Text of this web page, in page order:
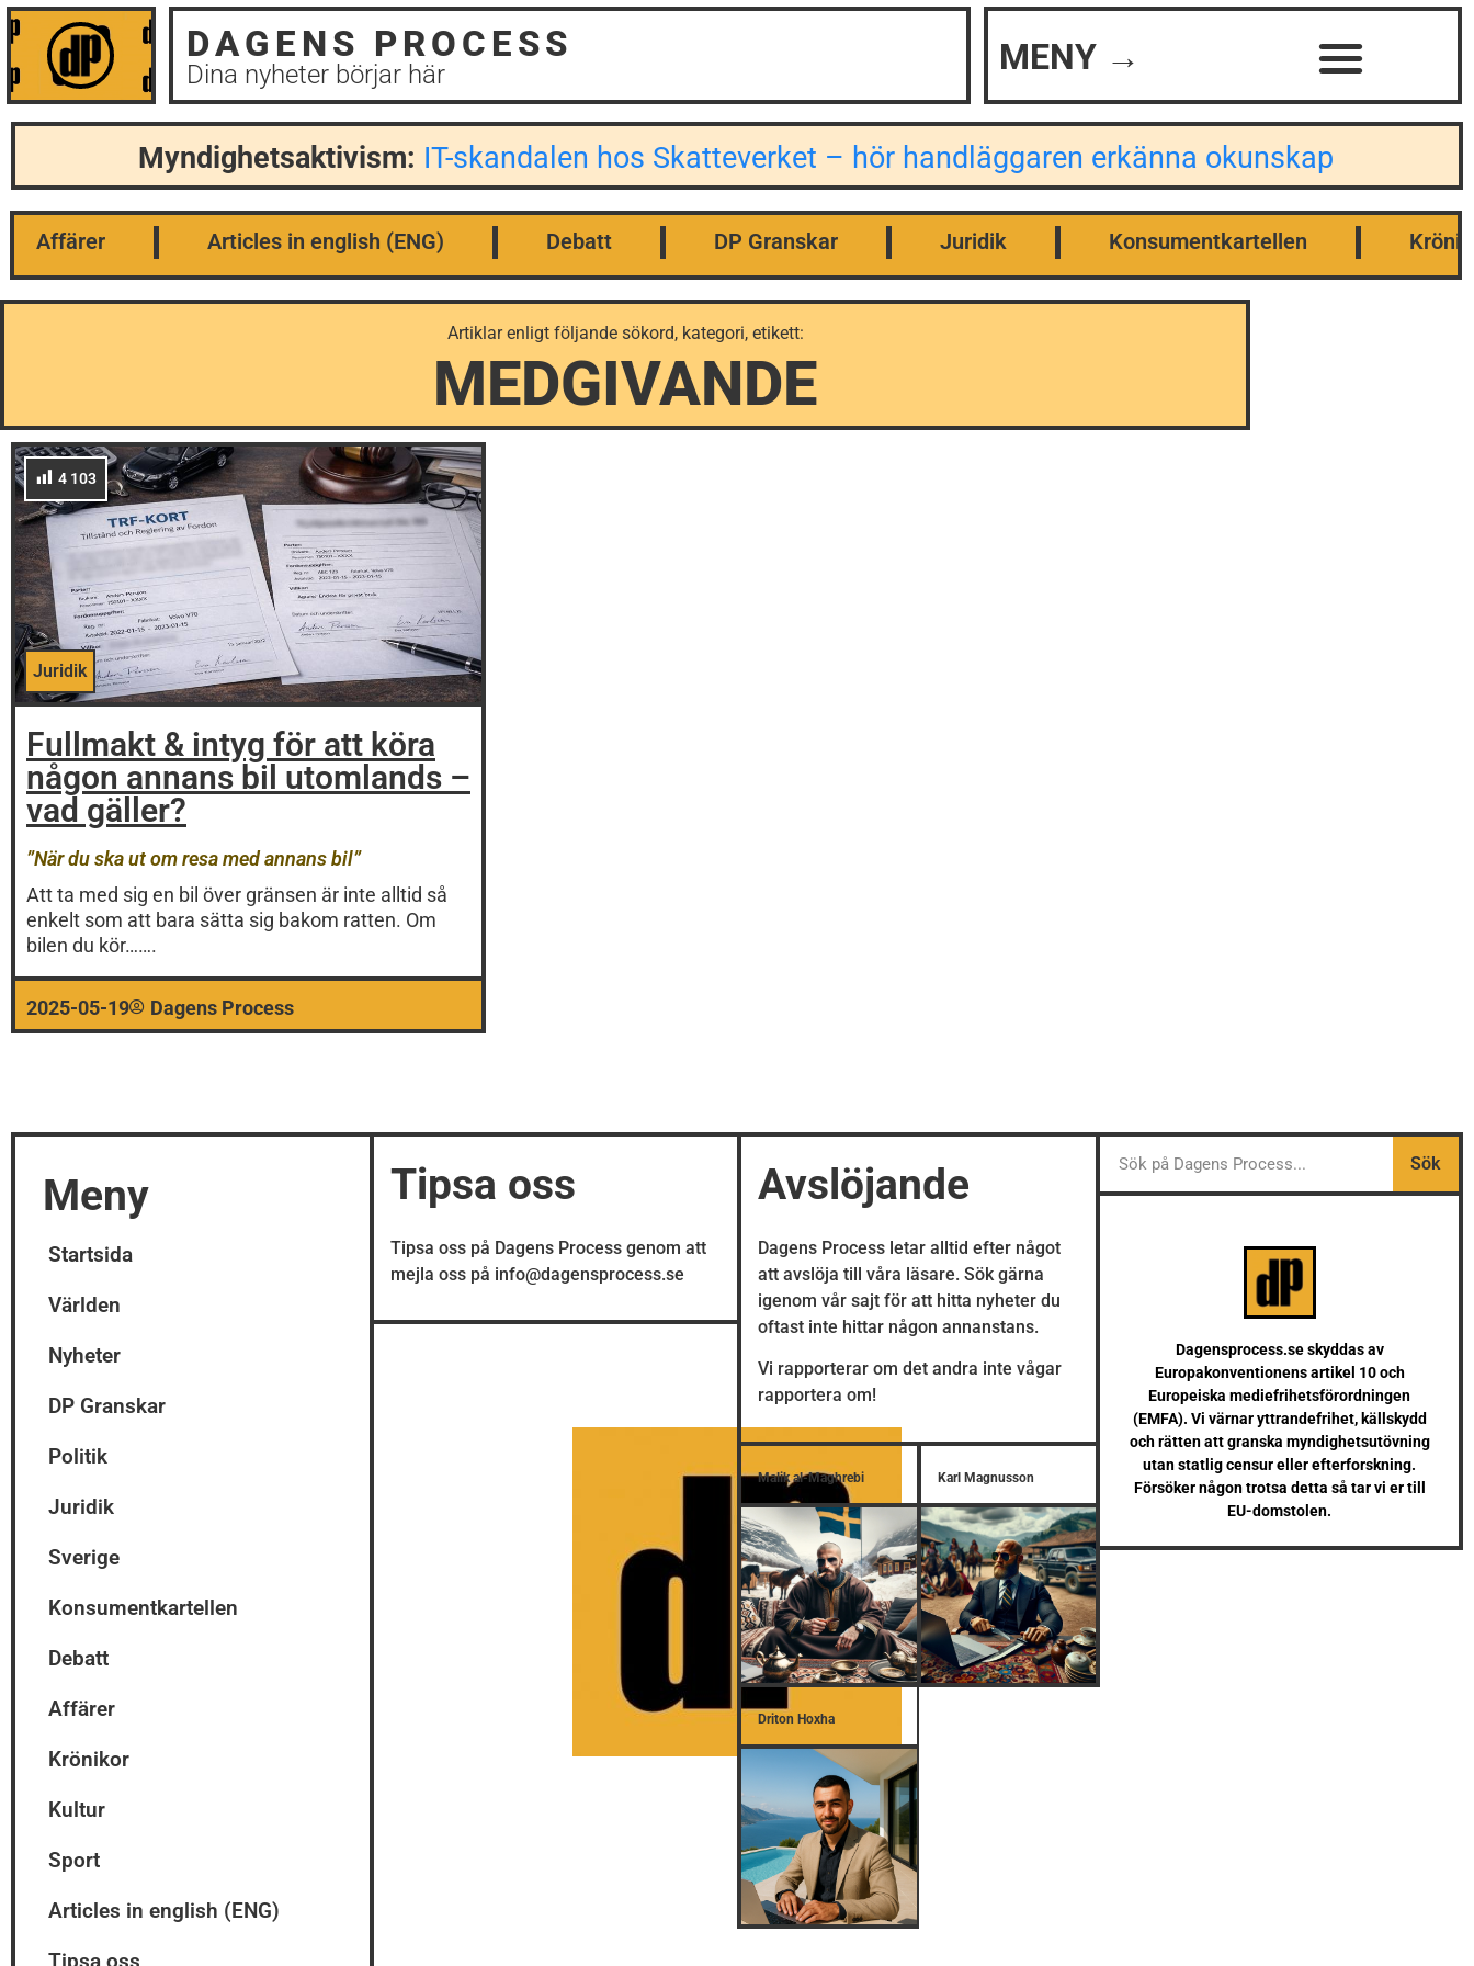
DAGENS PROCESS
Dina nyheter börjar här MENY →
Myndighetsaktivism: IT-skandalen hos Skatteverket – hör handläggaren erkänna okunskap
Affärer Articles in english (ENG) Debatt DP Granskar Juridik Konsumentkartellen
Artiklar enligt följande sökord, kategori, etikett:
MEDGIVANDE
4 103
Juridik
Fullmakt & intyg för att köra
någon annans bil utomlands –
vad gäller?
”När du ska ut om resa med annans bil”
Att ta med sig en bil över gränsen är inte alltid så
enkelt som att bara sätta sig bakom ratten. Om
bilen du kör…….
2025-05-19 Dagens Process
Meny
Startsida
Världen
Nyheter
DP Granskar
Politik
Juridik
Sverige
Konsumentkartellen
Debatt
Affärer
Krönikor
Kultur
Sport
Articles in english (ENG)
Tipsa oss
Tipsa oss på Dagens Process genom att
mejla oss på info@dagensprocess.se
Avslöjande
Dagens Process letar alltid efter något
att avslöja till våra läsare. Sök gärna
igenom vår sajt för att hitta nyheter du
oftast inte hittar någon annanstans.
Vi rapporterar om det andra inte vågar
rapportera om!
Malik al-Maghrebi Karl Magnusson
Driton Hoxha
Sök
Dagensprocess.se skyddas av
Europakonventionens artikel 10 och
Europeiska mediefrihetsförordningen
(EMFA). Vi värnar yttrandefrihet, källskydd
och rätten att granska myndighetsutövning
utan statlig censur eller efterforskning.
Försöker någon trotsa detta så tar vi er till
EU-domstolen.